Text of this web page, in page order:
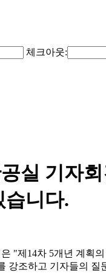
체크아웃:
실 기자
습니다.
"제14차 5개년 계획
강조하고 기자들의 질